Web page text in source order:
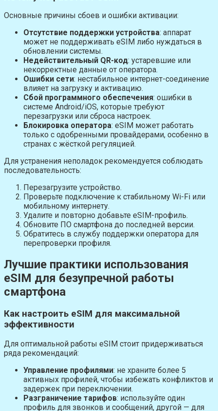
Основные причины сбоев и ошибки активации:
Отсутствие поддержки устройства: аппарат
может не поддерживать eSIM либо нуждаться в
обновлении системы.
Недействительный QR-код: устаревшие или
некорректные данные от оператора.
Ошибки сети: нестабильное интернет-соединение
влияет на загрузку и активацию.
Сбой программного обеспечения: ошибки в
системе Android/iOS, которые требуют
перезагрузки или сброса настроек.
Блокировка оператора: eSIM может работать
только с одобренными провайдерами, особенно в
странах с жёсткой регуляцией.
Для устранения неполадок рекомендуется соблюдать
последовательность:
Перезагрузите устройство.
Проверьте подключение к стабильному Wi-Fi или
мобильному интернету.
Удалите и повторно добавьте eSIM-профиль.
Обновите ПО смартфона до последней версии.
Обратитесь в службу поддержки оператора для
перепроверки профиля.
Лучшие практики использования
eSIM для безупречной работы
смартфона
Как настроить eSIM для максимальной
эффективности
Для оптимальной работы eSIM стоит придерживаться
ряда рекомендаций:
Управление профилями: не храните более 5
активных профилей, чтобы избежать конфликтов и
задержек при переключении.
Разграничение тарифов: используйте один
профиль для звонков и сообщений, другой — для